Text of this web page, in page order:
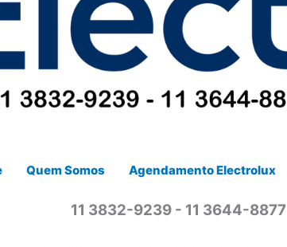
Quem Somos Agendamento Electrolux
11 3832-9239 - 11 3644-8877